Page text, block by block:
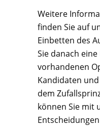
Weitere
finden Sie auf
Einbetten des
Sie danach
vorhandenen
Kandidaten
dem
können Sie mit